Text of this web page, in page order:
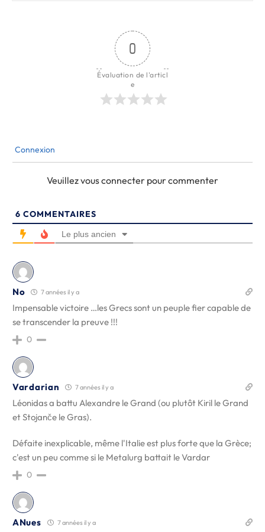
0
Évaluation de l'articl
e
Connexion
Veuillez vous connecter pour commenter
6 COMMENTAIRES
Le plus ancien
No 7 années il y a
Impensable victoire …les Grecs sont un peuple fier capable de
se transcender la preuve !!!
0
Vardarian 7 années il y a
Léonidas a battu Alexandre le Grand (ou plutôt Kiril le Grand
et Stojanče le Gras).
Défaite inexplicable, même l'Italie est plus forte que la Grèce;
c'est un peu comme si le Metalurg battait le Vardar
0
ANues 7 années il y a